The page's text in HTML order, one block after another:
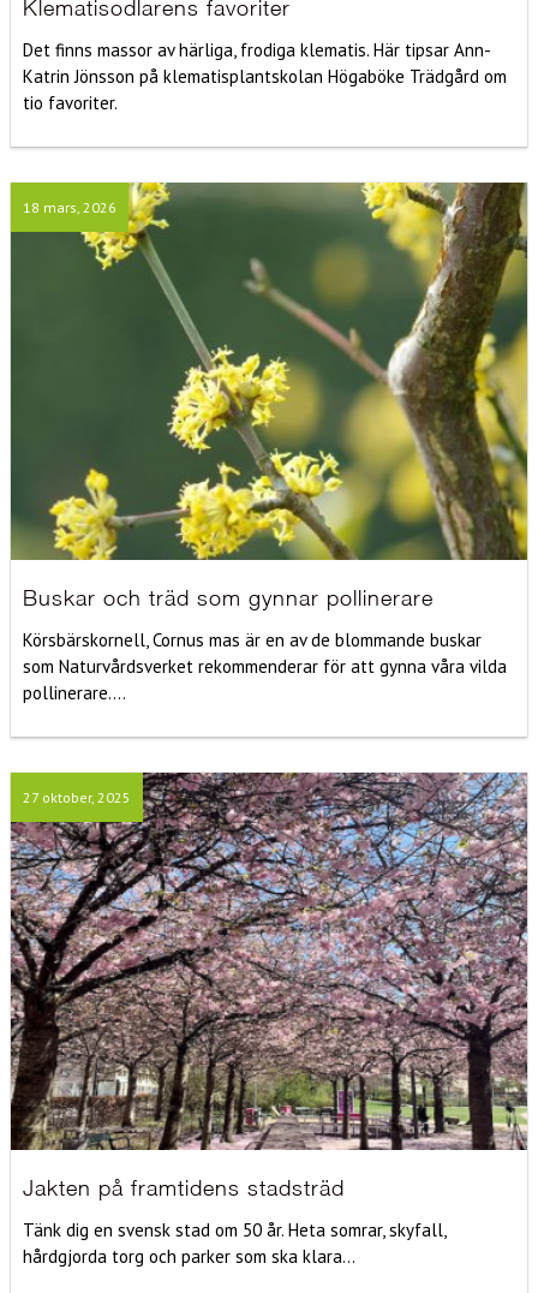
Klematisodlarens favoriter
Det finns massor av härliga, frodiga klematis. Här tipsar Ann-
Katrin Jönsson på klematisplantskolan Högaböke Trädgård om
tio favoriter.
18 mars, 2026
Buskar och träd som gynnar pollinerare
Körsbärskornell, Cornus mas är en av de blommande buskar
som Naturvårdsverket rekommenderar för att gynna våra vilda
pollinerare....
27 oktober, 2025
Jakten på framtidens stadsträd
Tänk dig en svensk stad om 50 år. Heta somrar, skyfall,
hårdgjorda torg och parker som ska klara...